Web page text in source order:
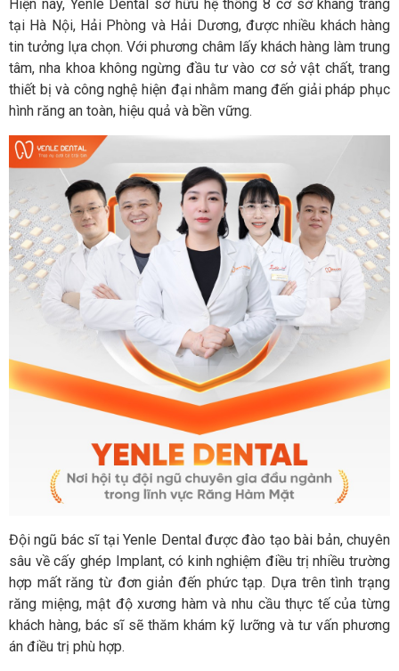
Hiện nay, Yenle Dental sở hữu hệ thống 8 cơ sở khang trang
tại Hà Nội, Hải Phòng và Hải Dương, được nhiều khách hàng
tin tưởng lựa chọn. Với phương châm lấy khách hàng làm trung
tâm, nha khoa không ngừng đầu tư vào cơ sở vật chất, trang
thiết bị và công nghệ hiện đại nhằm mang đến giải pháp phục
hình răng an toàn, hiệu quả và bền vững.
Đội ngũ bác sĩ tại Yenle Dental được đào tạo bài bản, chuyên
sâu về cấy ghép Implant, có kinh nghiệm điều trị nhiều trường
hợp mất răng từ đơn giản đến phức tạp. Dựa trên tình trạng
răng miệng, mật độ xương hàm và nhu cầu thực tế của từng
khách hàng, bác sĩ sẽ thăm khám kỹ lưỡng và tư vấn phương
án điều trị phù hợp.